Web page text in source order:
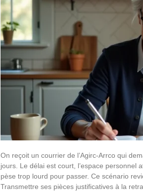
On reçoit un courrier de l’Agirc-Arrco qui
jours. Le délai est court, l’espace personnel
pèse trop lourd pour passer. Ce scénario
Transmettre ses pièces justificatives à la